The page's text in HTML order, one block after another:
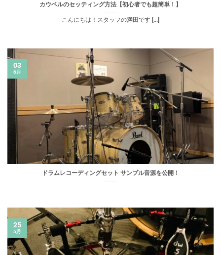
カウベルのセッティング方法【初心者でも超簡単！】
こんにちは！スタッフの満田です [...]
ドラムレコーディングセット サンプル音源を公開！
03
6月
25
5月